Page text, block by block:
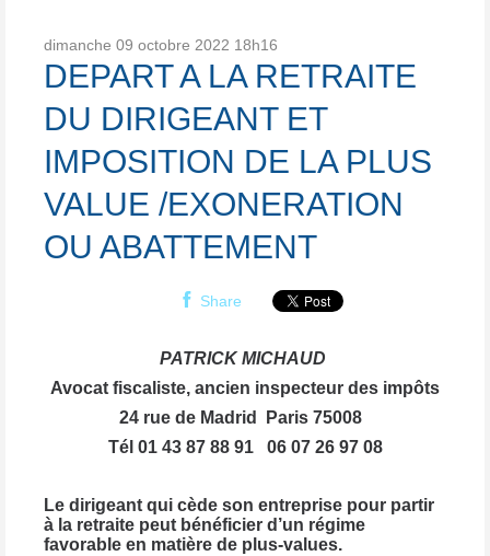
dimanche 09 octobre 2022 18h16
DEPART A LA RETRAITE
DU DIRIGEANT ET
IMPOSITION DE LA PLUS
VALUE /EXONERATION
OU ABATTEMENT
Share
PATRICK MICHAUD
Avocat fiscaliste, ancien inspecteur des impôts
24 rue de Madrid Paris 75008
Tél 01 43 87 88 91 06 07 26 97 08
Le dirigeant qui cède son entreprise pour partir
à la retraite peut bénéficier d’un régime
favorable en matière de plus-values.